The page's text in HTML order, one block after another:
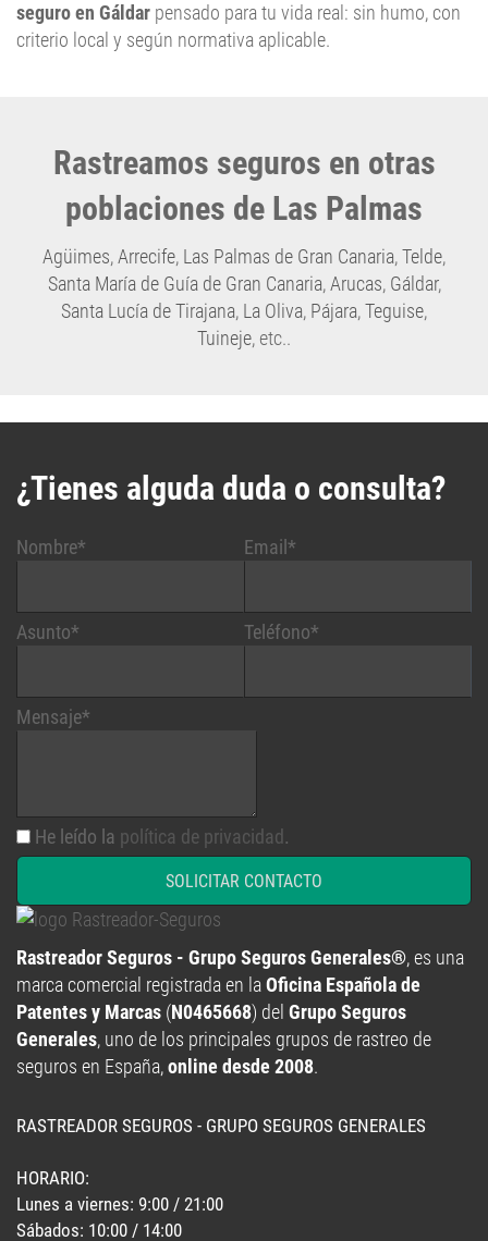
seguro en Gáldar pensado para tu vida real: sin humo, con
criterio local y según normativa aplicable.
Rastreamos seguros en otras
poblaciones de Las Palmas
Agüimes,Arrecife, Las Palmas de Gran Canaria,Telde,
Santa María de Guía de Gran Canaria,Arucas, Gáldar,
Santa Lucía de Tirajana, La Oliva, Pájara,Teguise,
Tuineje, etc..
¿Tienes alguda duda o consulta?
Nombre*
Asunto*
Email*
Teléfono*
Mensaje*
He leído la política de privacidad.
SOLICITAR CONTACTO
Rastreador Seguros - Grupo Seguros Generales®, es una
marca comercial registrada en laOficina Española de
Patentes y Marcas (N0465668) del Grupo Seguros
Generales, uno de los principales grupos de rastreo de
seguros en España,online desde 2008.
RASTREADOR SEGUROS - GRUPO SEGUROS GENERALES
HORARIO:
Lunes a viernes: 9:00 / 21:00
Sábados: 10:00 / 14:00